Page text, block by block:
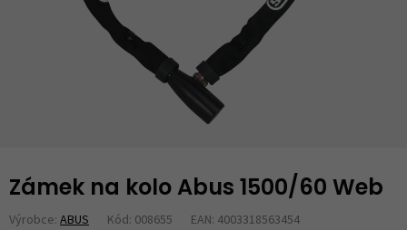
Zámek na kolo Abus 1500/60 Web
Výrobce: ABUS Kód: 008655 EAN: 4003318563454